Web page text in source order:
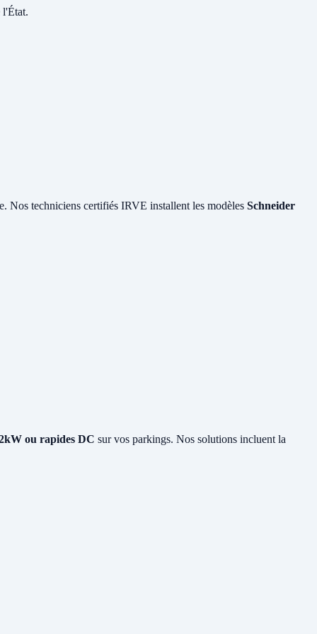
l'État.
Nos techniciens certifiés IRVE installent les modèles Schneider
ou rapides DC sur vos parkings. Nos solutions incluent la